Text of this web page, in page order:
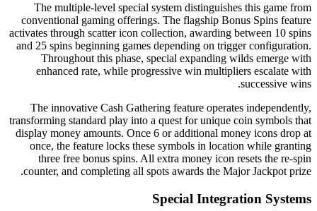
The multiple-level special system distinguishes this game from
conventional gaming offerings. The flagship Bonus Spins feature
activates through scatter icon collection, awarding between 10 spins
and 25 spins beginning games depending on trigger configuration.
Throughout this phase, special expanding wilds emerge with
enhanced rate, while progressive win multipliers escalate with
successive wins.
The innovative Cash Gathering feature operates independently,
transforming standard play into a quest for unique coin symbols that
display money amounts. Once 6 or additional money icons drop at
once, the feature locks these symbols in location while granting
three free bonus spins. All extra money icon resets the re-spin
counter, and completing all spots awards the Major Jackpot prize.
Special Integration Systems